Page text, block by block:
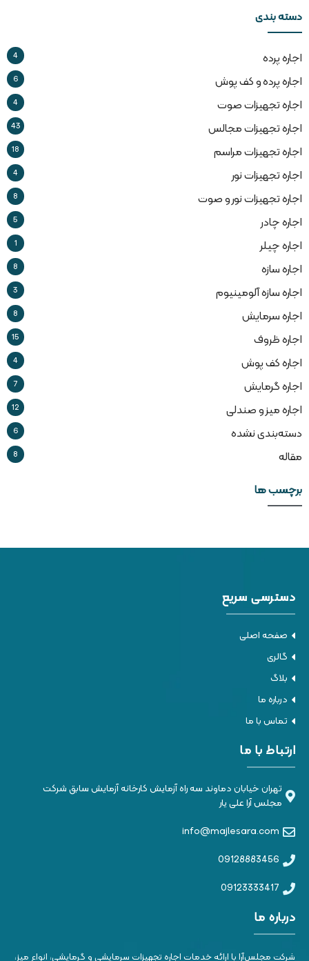
دسته بندی
اجاره پرده 4
اجاره پرده و کف پوش 6
اجاره تجهیزات صوت 4
اجاره تجهیزات مجالس 43
اجاره تجهیزات مراسم 18
اجاره تجهیزات نور 4
اجاره تجهیزات نور و صوت 8
اجاره چادر 5
اجاره چیلر 1
اجاره سازه 8
اجاره سازه آلومینیوم 3
اجاره سرمایش 8
اجاره ظروف 15
اجاره کف پوش 4
اجاره گرمایش 7
اجاره میز و صندلی 12
دسته‌بندی نشده 6
مقاله 8
برچسب ها
دسترسی سریع
صفحه اصلی
گالری
بلاگ
درباره ما
تماس با ما
ارتباط با ما
تهران خیابان دماوند سه راه آزمایش کارخانه آزمایش سابق شرکت
مجلس آرا علی یار
info@majlesara.com
09128883456
09123333417
درباره ما
شرکت مجلس‌آرا با ارائه خدمات اجاره تجهیزات سرمایشی و گرمایشی، انواع میز،